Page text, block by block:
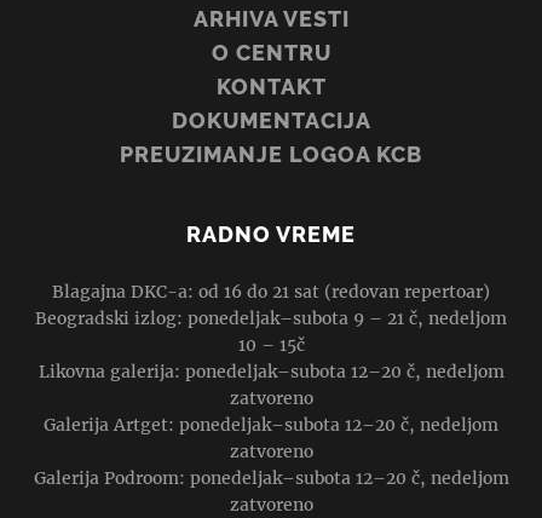
ARHIVA VESTI
O CENTRU
KONTAKT
DOKUMENTACIJA
PREUZIMANJE LOGOA KCB
RADNO VREME
Blagajna DKC-a: od 16 do 21 sat (redovan repertoar)
Beogradski izlog: ponedeljak–subota 9 – 21 č, nedeljom
10 – 15č
Likovna galerija: ponedeljak–subota 12–20 č, nedeljom
zatvoreno
Galerija Artget: ponedeljak–subota 12–20 č, nedeljom
zatvoreno
Galerija Podroom: ponedeljak–subota 12–20 č, nedeljom
zatvoreno